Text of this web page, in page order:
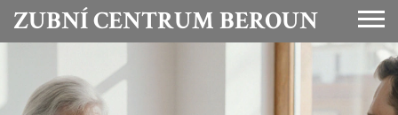
ZUBNÍ CENTRUM BEROUN